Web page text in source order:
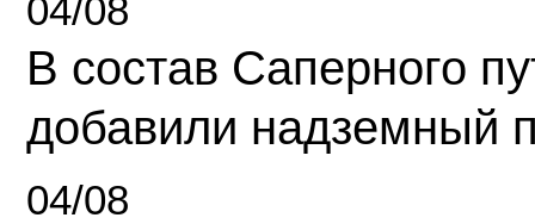
04/08
В состав Саперного
добавили надземный
04/08